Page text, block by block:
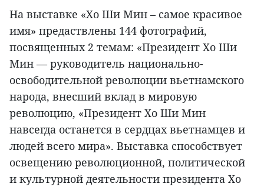
На выставке «Хо Ши Мин – самое красивое
имя» предаствлены 144 фотографий,
посвященных 2 темам: «Президент Хо Ши
Мин — руководитель национально-
освободительной революции вьетнамского
народа, внесший вклад в мировую
революцию, «Президент Хо Ши Мин
навсегда останется в сердцах вьетнамцев и
людей всего мира». Выставка способствует
освещению революционной, политической
и культурной деятельности президента Хо